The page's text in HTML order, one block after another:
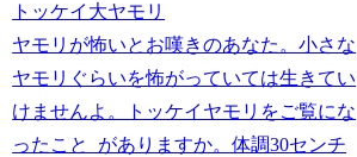
トッケイ大ヤモリ
ヤモリが怖いとお嘆きのあなた。小さな
ヤモリぐらいを怖がっていては生きてい
けませんよ。トッケイヤモリをご覧にな
ったこと がありますか。体調30センチ